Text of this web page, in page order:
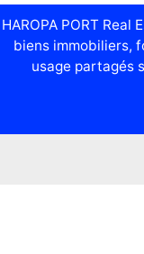
HAROPA PORT Real
biens immobiliers,
usage partagés